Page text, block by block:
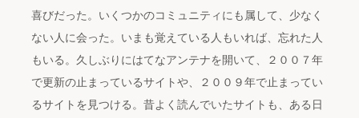
喜びだった。いくつかのコミュニティにも属して、少なく
ない人に会った。いまも覚えている人もいれば、忘れた人
もいる。久しぶりにはてなアンテナを開いて、２００７年
で更新の止まっているサイトや、２００９年で止まってい
るサイトを見つける。昔よく読んでいたサイトも、ある日